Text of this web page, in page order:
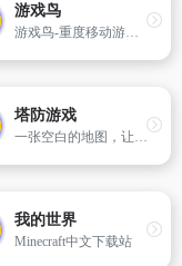
游戏鸟
游戏鸟-重度移动游戏垂直门户提供最新最好玩的手机游戏免费下载、手机网游攻略评测、手机单机游戏排行、手游放号礼包、玩家公会、玩家论坛等全方位的服务,是中国最专业的重度手机游戏免费下载门户.
塔防游戏
一张空白的地图，让怪兽按照你摆的炮塔的阵型来回移动，并且可以通过搭建和贱卖出口的炮塔，使怪兽来回移动，达到最长的移动距离，以便于炮塔不断的轰击怪兽。
我的世界
Minecraft中文下载站